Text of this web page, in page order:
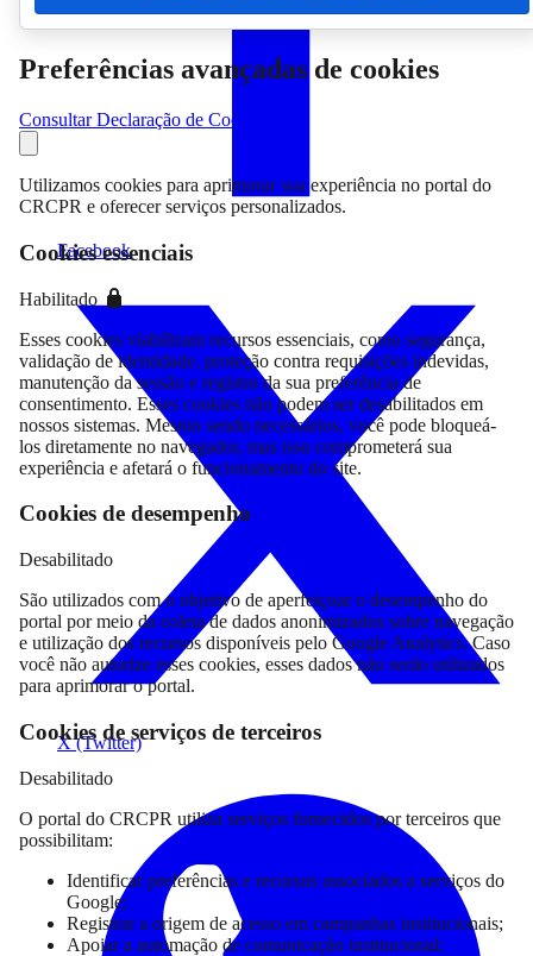
Facebook
X (Twitter)
Preferências avançadas de cookies
Consultar Declaração de Cookies
Utilizamos cookies para aprimorar sua experiência no portal do
CRCPR e oferecer serviços personalizados.
Cookies essenciais
Habilitado
Esses cookies viabilizam recursos essenciais, como segurança,
validação de identidade, proteção contra requisições indevidas,
manutenção da sessão e registro da sua preferência de
consentimento. Esses cookies não podem ser desabilitados em
nossos sistemas. Mesmo sendo necessários, você pode bloqueá-
los diretamente no navegador, mas isso comprometerá sua
experiência e afetará o funcionamento do site.
Cookies de desempenho
Desabilitado
São utilizados com o objetivo de aperfeiçoar o desempenho do
portal por meio da coleta de dados anonimizados sobre navegação
e utilização dos recursos disponíveis pelo Google Analytics. Caso
você não autorize esses cookies, esses dados não serão utilizados
para aprimorar o portal.
Cookies de serviços de terceiros
Desabilitado
O portal do CRCPR utiliza serviços fornecidos por terceiros que
possibilitam:
Identificar preferências e recursos associados a serviços do
Google;
Registrar a origem de acesso em campanhas institucionais;
Apoiar a automação de comunicação institucional;